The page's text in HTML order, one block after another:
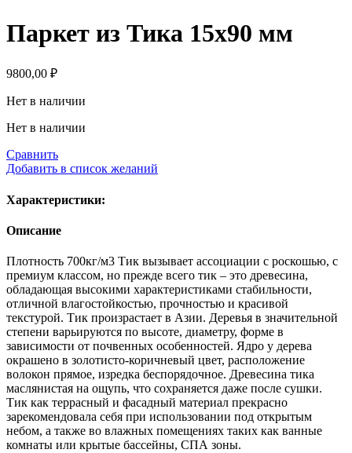
Паркет из Тика 15х90 мм
9800,00 ₽
Нет в наличии
Нет в наличии
Сравнить
Добавить в список желаний
Характеристики:
Описание
Плотность 700кг/м3 Тик вызывает ассоциации с роскошью, с
премиум классом, но прежде всего тик – это древесина,
обладающая высокими характеристиками стабильности,
отличной влагостойкостью, прочностью и красивой
текстурой. Тик произрастает в Азии. Деревья в значительной
степени варьируются по высоте, диаметру, форме в
зависимости от почвенных особенностей. Ядро у дерева
окрашено в золотисто-коричневый цвет, расположение
волокон прямое, изредка беспорядочное. Древесина тика
маслянистая на ощупь, что сохраняется даже после сушки.
Тик как террасный и фасадный материал прекрасно
зарекомендовала себя при использовании под открытым
небом, а также во влажных помещениях таких как ванные
комнаты или крытые бассейны, СПА зоны.